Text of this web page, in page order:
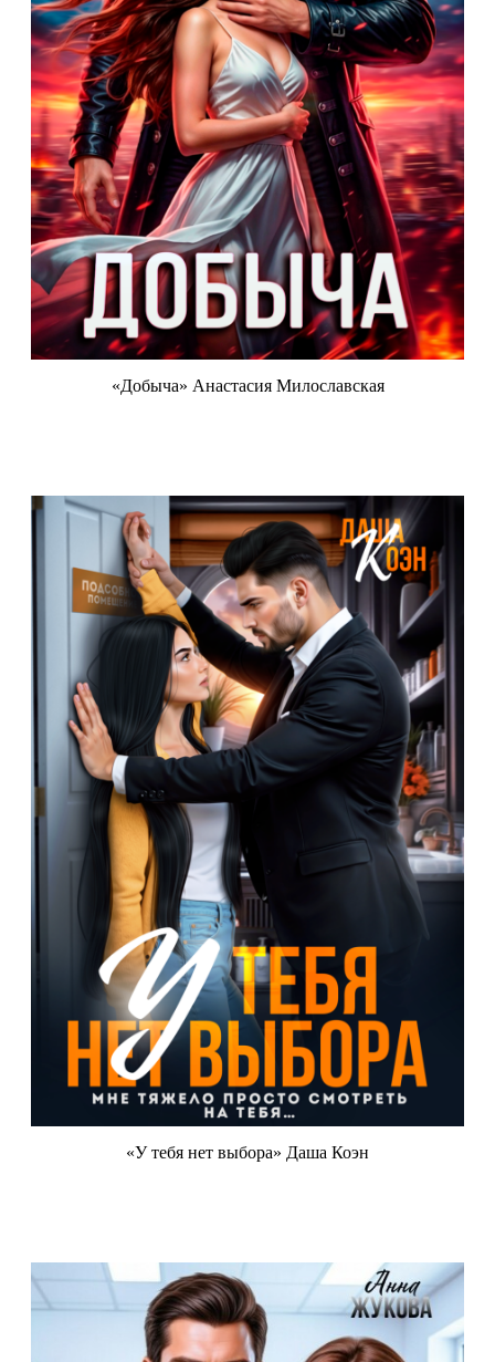
«Добыча» Анастасия Милославская
«У тебя нет выбора» Даша Коэн